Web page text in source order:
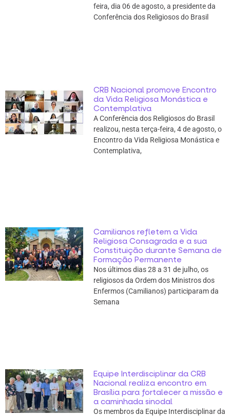
feira, dia 06 de agosto, a presidente da
Conferência dos Religiosos do Brasil
CRB Nacional promove Encontro
da Vida Religiosa Monástica e
Contemplativa
A Conferência dos Religiosos do Brasil
realizou, nesta terça-feira, 4 de agosto, o
Encontro da Vida Religiosa Monástica e
Contemplativa,
Camilianos refletem a Vida
Religiosa Consagrada e a sua
Constituição durante Semana de
Formação Permanente
Nos últimos dias 28 a 31 de julho, os
religiosos da Ordem dos Ministros dos
Enfermos (Camilianos) participaram da
Semana
Equipe Interdisciplinar da CRB
Nacional realiza encontro em
Brasília para fortalecer a missão e
a caminhada sinodal
Os membros da Equipe Interdisciplinar da